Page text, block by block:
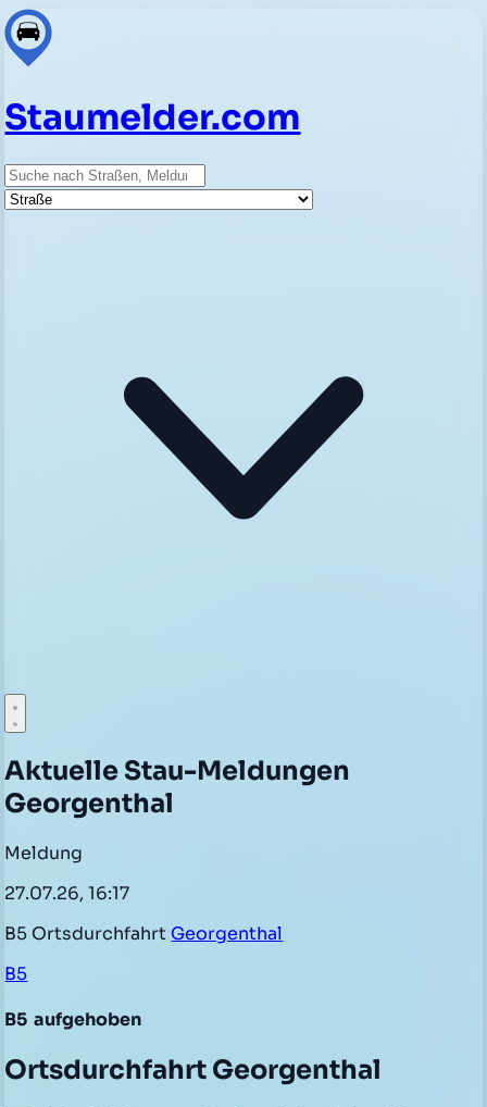
Staumelder.com
Suche
Straße
Aktuelle Stau-Meldungen
Georgenthal
Meldung
27.07.26, 16:17
B5 Ortsdurchfahrt Georgenthal
B5
B5 aufgehoben
Ortsdurchfahrt Georgenthal